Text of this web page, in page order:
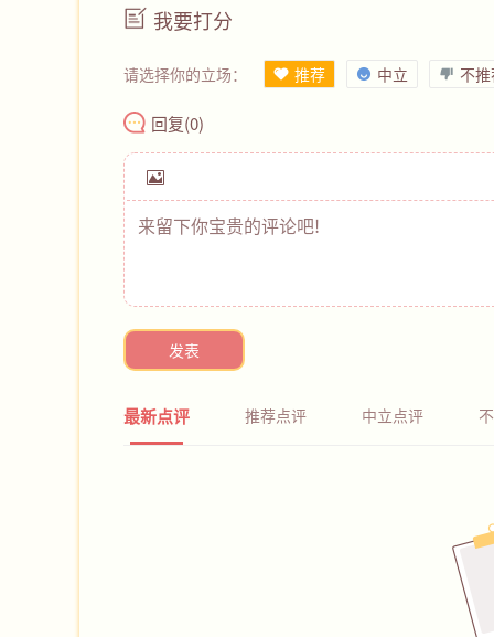
我要打分
请选择你的立场： 推荐 中立 不
回复(0)
发表
最新点评 推荐点评 中立点评